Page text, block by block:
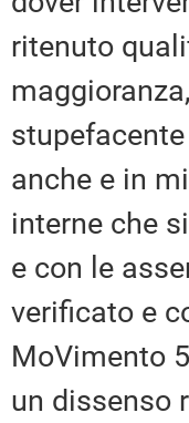
ritenuto
anche e in
interne che
e con le
verificato e
MoVimento
un dissenso